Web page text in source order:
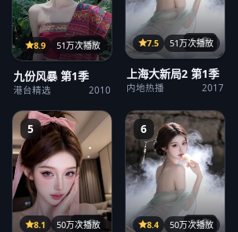
15集
8.9 51万次播放
九份风暴 第1季
港台精选 2010
14集
7.5 51万次播放
上海大新局2 第1季
内地热播 2017
5
31集
8.1 50万次播放
6
36集
8.4 50万次播放